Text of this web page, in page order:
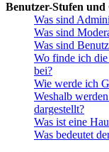
Benutzer-Stufen und
Was sind
Was sind
Was sind
Wo finde ich
bei?
Wie werde ich
Weshalb
dargestellt?
Was ist eine
Was bedeutet